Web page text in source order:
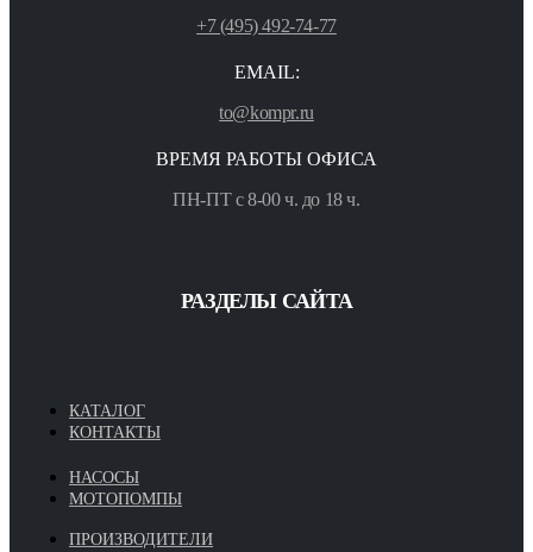
+7 (495) 492-74-77
EMAIL:
to@kompr.ru
ВРЕМЯ РАБОТЫ ОФИСА
ПН-ПТ с 8-00 ч. до 18 ч.
РАЗДЕЛЫ САЙТА
КАТАЛОГ
КОНТАКТЫ
НАСОСЫ
МОТОПОМПЫ
ПРОИЗВОДИТЕЛИ